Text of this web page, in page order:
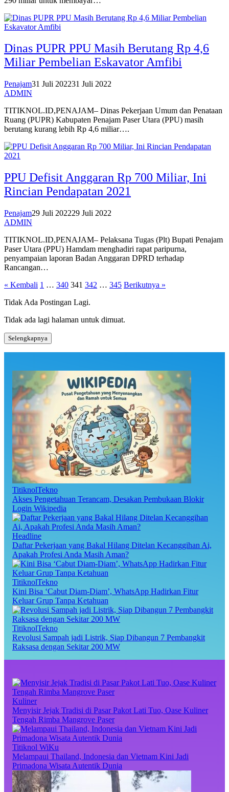
Dinas PUPR PPU Masih Berutang Rp 4,6
Miliar Pembelian Eskavator Amfibi
Penajam31 Juli 202231 Juli 2022
ADMIN
TITIKNOL.ID,PENAJAM– Dinas Pekerjaan Umum dan Penataan
Ruang (PUPR) Kabupaten Penajam Paser Utara (PPU) masih
berutang kurang lebih Rp 4,6 miliar….
PPU Defisit Anggaran Rp 700 Miliar, Ini
Rincian Pendapatan 2021
Penajam29 Juli 202229 Juli 2022
ADMIN
TITIKNOL.ID,PENAJAM– Pelaksana Tugas (Plt) Bupati Penajam
Paser Utara (PPU) Hamdam menghadiri rapat paripurna,
penyampaian laporan Badan Anggaran DPRD terhadap
Rancangan…
Paginasi
pos
« Kembali 1 … 340 341 342 … 345 Berikutnya »
Tidak Ada Postingan Lagi.
Tidak ada lagi halaman untuk dimuat.
Selengkapnya
TitiknolTekno
Akses Pengetahuan Terancam, Desakan Pembukaan Blokir
Login Wikipedia
Headline
Daftar Pekerjaan yang Bakal Hilang Ditelan Kecanggihan Ai,
Apakah Profesi Anda Masih Aman?
TitiknolTekno
Kini Bisa ‘Cabut Diam-Diam’, WhatsApp Hadirkan Fitur
Keluar Grup Tanpa Ketahuan
TitiknolTekno
Revolusi Sampah jadi Listrik, Siap Dibangun 7 Pembangkit
Raksasa dengan Sekitar 200 MW
Kuliner
Menyisir Jejak Tradisi di Pasar Pakot Lati Tuo, Oase Kuliner
Tengah Rimba Mangrove Paser
Titiknol WiKu
Melampaui Thailand, Indonesia dan Vietnam Kini Jadi
Primadona Wisata Autentik Dunia